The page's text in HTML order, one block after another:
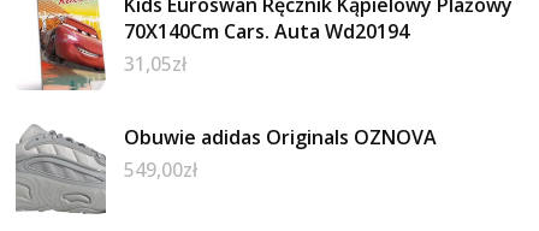
70X140Cm Cars. Auta Wd20194
31,05zł
Obuwie adidas Originals OZNOVA
549,00zł